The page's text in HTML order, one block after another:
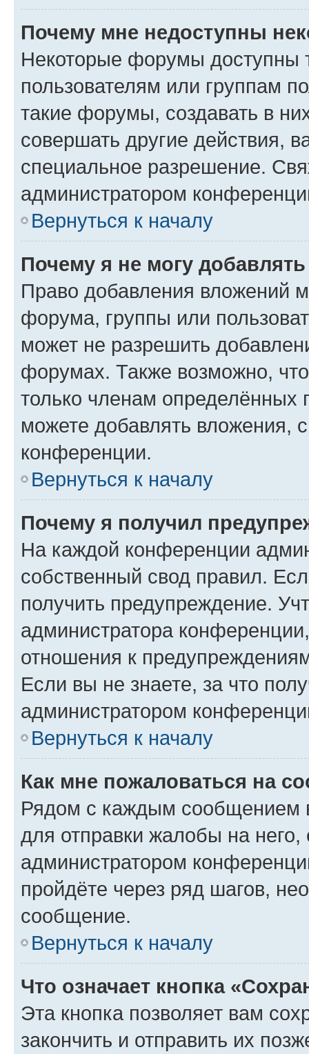
Почему мне недоступны
Некоторые форумы доступны
пользователям или группам
такие форумы, создавать в
совершать другие действия,
специальное разрешение.
администратором
Вернуться к началу
Почему я не могу
Право добавления вложений
форума, группы или
может не разрешить
форумах. Также возможно,
только членам определённых
можете добавлять вложения,
конференции.
Вернуться к началу
Почему я получил
На каждой конференции
собственный свод правил.
получить предупреждение.
администратора
отношения к
Если вы не знаете, за что
администратором
Вернуться к началу
Как мне пожаловаться на
Рядом с каждым сообщением
для отправки жалобы на
администратором
пройдёте через ряд шагов,
сообщение.
Вернуться к началу
Что означает кнопка
Эта кнопка позволяет вам
закончить и отправить их